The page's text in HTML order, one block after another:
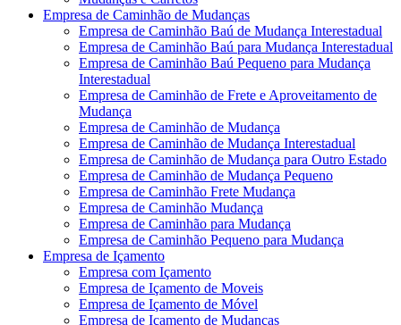
Empresa de Caminhão de Mudanças
Empresa de Caminhão Baú de Mudança Interestadual
Empresa de Caminhão Baú para Mudança Interestadual
Empresa de Caminhão Baú Pequeno para Mudança
Interestadual
Empresa de Caminhão de Frete e Aproveitamento de
Mudança
Empresa de Caminhão de Mudança
Empresa de Caminhão de Mudança Interestadual
Empresa de Caminhão de Mudança para Outro Estado
Empresa de Caminhão de Mudança Pequeno
Empresa de Caminhão Frete Mudança
Empresa de Caminhão Mudança
Empresa de Caminhão para Mudança
Empresa de Caminhão Pequeno para Mudança
Empresa de Içamento
Empresa com Içamento
Empresa de Içamento de Moveis
Empresa de Içamento de Móvel
Empresa de Içamento de Mudanças